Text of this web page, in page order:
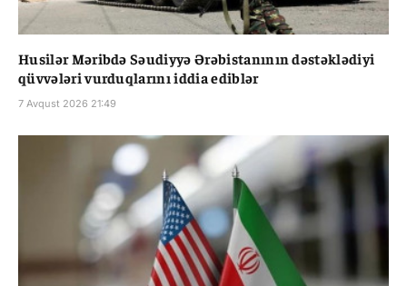
Husilər Məribdə Səudiyyə Ərəbistanının dəstəklədiyi
qüvvələri vurduqlarını iddia ediblər
7 Avqust 2026 21:49